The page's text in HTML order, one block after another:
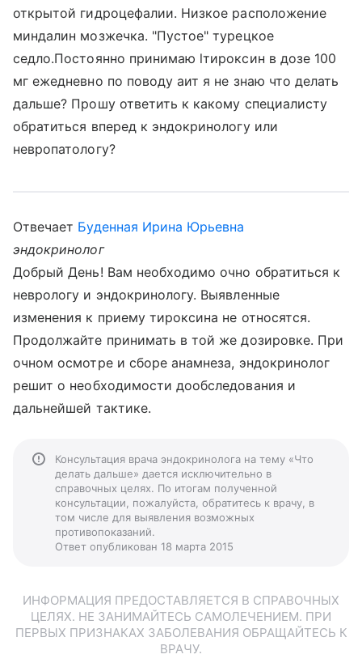
открытой гидроцефалии. Низкое расположение
миндалин мозжечка. "Пустое" турецкое
седло.Постоянно принимаю lтироксин в дозе 100
мг ежедневно по поводу аит я не знаю что делать
дальше? Прошу ответить к какому специалисту
обратиться вперед к эндокринологу или
невропатологу?
Отвечает Буденная Ирина Юрьевна
эндокринолог
Добрый День! Вам необходимо очно обратиться к
неврологу и эндокринологу. Выявленные
изменения к приему тироксина не относятся.
Продолжайте принимать в той же дозировке. При
очном осмотре и сборе анамнеза, эндокринолог
решит о необходимости дообследования и
дальнейшей тактике.
Консультация врача эндокринолога на тему «Что
делать дальше» дается исключительно в
справочных целях. По итогам полученной
консультации, пожалуйста, обратитесь к врачу, в
том числе для выявления возможных
противопоказаний.
Ответ опубликован 18 марта 2015
ИНФОРМАЦИЯ ПРЕДОСТАВЛЯЕТСЯ В СПРАВОЧНЫХ
ЦЕЛЯХ. НЕ ЗАНИМАЙТЕСЬ САМОЛЕЧЕНИЕМ. ПРИ
ПЕРВЫХ ПРИЗНАКАХ ЗАБОЛЕВАНИЯ ОБРАЩАЙТЕСЬ К
ВРАЧУ.